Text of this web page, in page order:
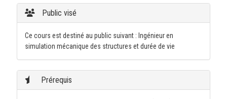
Public visé
Ce cours est destiné au public suivant : Ingénieur en
simulation mécanique des structures et durée de vie
Prérequis